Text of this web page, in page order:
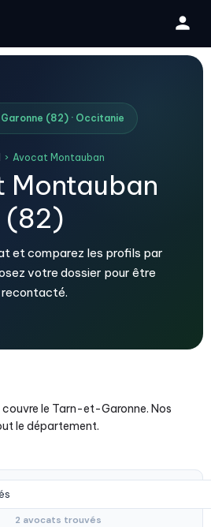
(82) · Occitanie
› Avocat Montauban
Montauban
(82)
et comparez les profils par
votre dossier pour être
recontacté.
le Tarn-et-Garonne. Nos
le département.
2 avocats trouvés